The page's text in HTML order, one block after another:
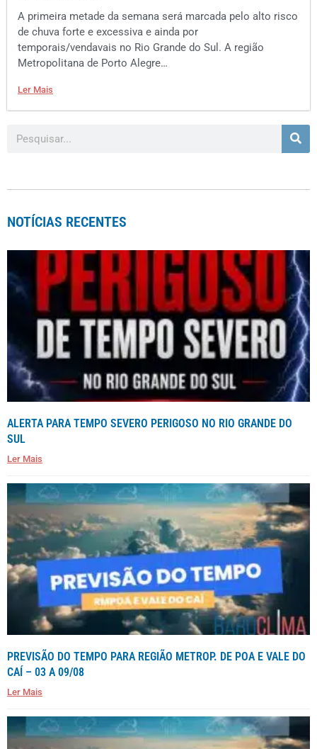
A primeira metade da semana será marcada pelo alto risco
de chuva forte e excessiva e ainda por
temporais/vendavais no Rio Grande do Sul. A região
Metropolitana de Porto Alegre…
Ler Mais
NOTÍCIAS RECENTES
ALERTA PARA TEMPO SEVERO PERIGOSO NO RIO GRANDE DO
SUL
Ler Mais
PREVISÃO DO TEMPO PARA REGIÃO METROP. DE POA E VALE DO
CAÍ – 03 A 09/08
Ler Mais